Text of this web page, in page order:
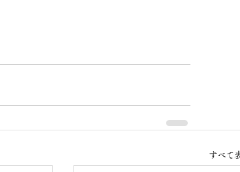
すべて